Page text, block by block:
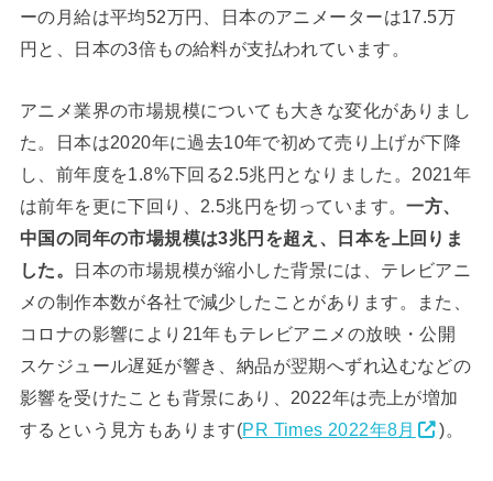
ーの月給は平均52万円、日本のアニメーターは17.5万
円と、日本の3倍もの給料が支払われています。
アニメ業界の市場規模についても大きな変化がありまし
た。日本は2020年に過去10年で初めて売り上げが下降
し、前年度を1.8%下回る2.5兆円となりました。2021年
は前年を更に下回り、2.5兆円を切っています。一方、
中国の同年の市場規模は3兆円を超え、日本を上回りま
した。
日本の市場規模が縮小した背景には、テレビアニ
メの制作本数が各社で減少したことがあります。また、
コロナの影響により21年もテレビアニメの放映・公開
スケジュール遅延が響き、納品が翌期へずれ込むなどの
影響を受けたことも背景にあり、2022年は売上が増加
するという見方もあります(PR Times 2022年8月 )。